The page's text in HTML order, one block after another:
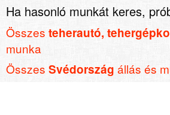
Ha hasonló munkát keres,
Összes teherautó,
munka
Összes Svédország állás és